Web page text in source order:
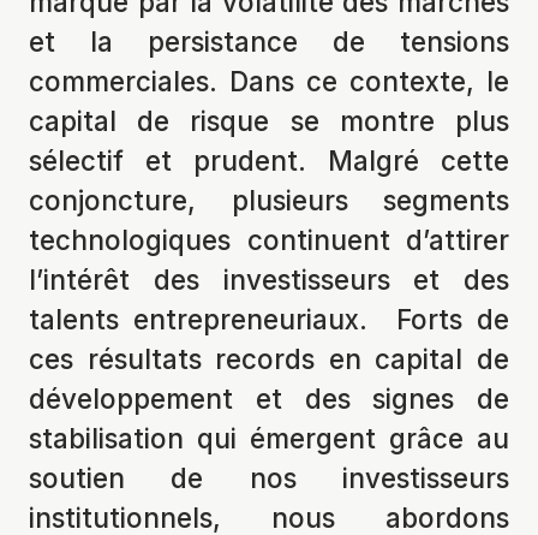
et la persistance de tensions
commerciales. Dans ce contexte, le
capital de risque se montre plus
sélectif et prudent. Malgré cette
conjoncture, plusieurs segments
technologiques continuent d’attirer
l’intérêt des investisseurs et des
talents entrepreneuriaux. Forts de
ces résultats records en capital de
développement et des signes de
stabilisation qui émergent grâce au
soutien de nos investisseurs
institutionnels, nous abordons